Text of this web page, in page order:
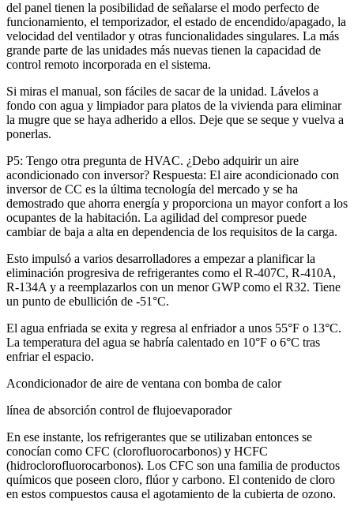
del panel tienen la posibilidad de señalarse el modo perfecto de
funcionamiento, el temporizador, el estado de encendido/apagado, la
velocidad del ventilador y otras funcionalidades singulares. La más
grande parte de las unidades más nuevas tienen la capacidad de
control remoto incorporada en el sistema.
Si miras el manual, son fáciles de sacar de la unidad. Lávelos a
fondo con agua y limpiador para platos de la vivienda para eliminar
la mugre que se haya adherido a ellos. Deje que se seque y vuelva a
ponerlas.
P5: Tengo otra pregunta de HVAC. ¿Debo adquirir un aire
acondicionado con inversor? Respuesta: El aire acondicionado con
inversor de CC es la última tecnología del mercado y se ha
demostrado que ahorra energía y proporciona un mayor confort a los
ocupantes de la habitación. La agilidad del compresor puede
cambiar de baja a alta en dependencia de los requisitos de la carga.
Esto impulsó a varios desarrolladores a empezar a planificar la
eliminación progresiva de refrigerantes como el R-407C, R-410A,
R-134A y a reemplazarlos con un menor GWP como el R32. Tiene
un punto de ebullición de -51°C.
El agua enfriada se exita y regresa al enfriador a unos 55°F o 13°C.
La temperatura del agua se habría calentado en 10°F o 6°C tras
enfriar el espacio.
Acondicionador de aire de ventana con bomba de calor
línea de absorción control de flujoevaporador
En ese instante, los refrigerantes que se utilizaban entonces se
conocían como CFC (clorofluorocarbonos) y HCFC
(hidroclorofluorocarbonos). Los CFC son una familia de productos
químicos que poseen cloro, flúor y carbono. El contenido de cloro
en estos compuestos causa el agotamiento de la cubierta de ozono.